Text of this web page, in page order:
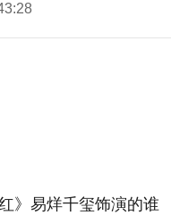
红》易烊千玺饰演的谁